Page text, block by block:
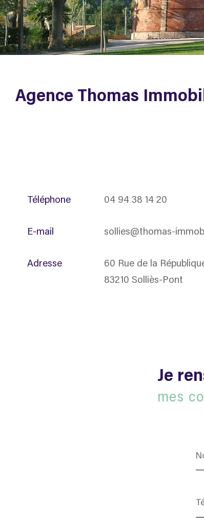
Agence Thomas
Téléphone 04 94 38 14 20
E-mail sollies@thomas-
Adresse
60 Rue de la
83210 Solliès-Pont
Je
mes
*